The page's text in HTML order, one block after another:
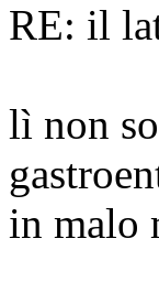
RE: il
lì non
in malo